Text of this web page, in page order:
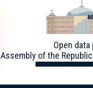
Open data
Assembly of the